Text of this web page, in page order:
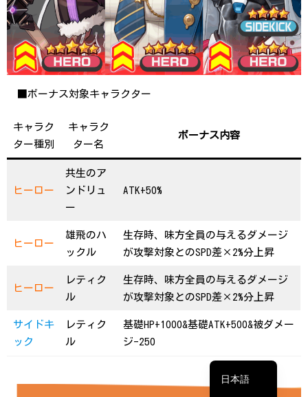
■ボーナス対象キャラクター
キャラク
ター種別
キャラク
ター名
ボーナス内容
ヒーロー
共生のア
ンドリュ
ー
ATK+50%
ヒーロー
雄飛のハ
ックル
生存時、味方全員の与えるダメージ
が攻撃対象とのSPD差×2%分上昇
ヒーロー
レティク
ル
生存時、味方全員の与えるダメージ
が攻撃対象とのSPD差×2%分上昇
サイドキ
ック
レティク
ル
基礎HP+1000&基礎ATK+500&被ダメー
ジ-250
日本語